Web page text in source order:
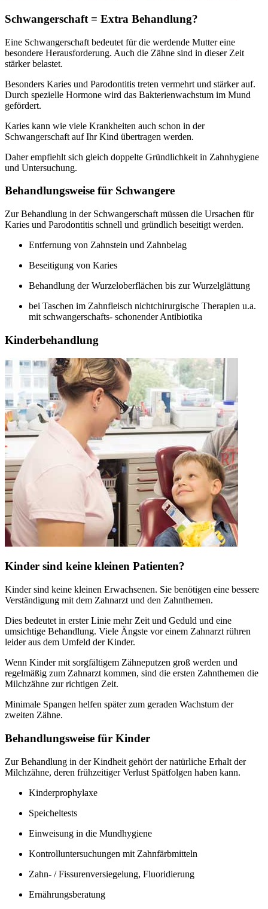
Schwangerschaft = Extra Behandlung?
Eine Schwangerschaft bedeutet für die werdende Mutter eine
besondere Herausforderung. Auch die Zähne sind in dieser Zeit
stärker belastet.
Besonders Karies und Parodontitis treten vermehrt und stärker auf.
Durch spezielle Hormone wird das Bakterienwachstum im Mund
gefördert.
Karies kann wie viele Krankheiten auch schon in der
Schwangerschaft auf Ihr Kind übertragen werden.
Daher empfiehlt sich gleich doppelte Gründlichkeit in Zahnhygiene
und Untersuchung.
Behandlungsweise für Schwangere
Zur Behandlung in der Schwangerschaft müssen die Ursachen für
Karies und Parodontitis schnell und gründlich beseitigt werden.
Entfernung von Zahnstein und Zahnbelag
Beseitigung von Karies
Behandlung der Wurzeloberflächen bis zur Wurzelglättung
bei Taschen im Zahnfleisch nichtchirurgische Therapien u.a.
mit schwangerschafts- schonender Antibiotika
Kinderbehandlung
Kinder sind keine kleinen Patienten?
Kinder sind keine kleinen Erwachsenen. Sie benötigen eine bessere
Verständigung mit dem Zahnarzt und den Zahnthemen.
Dies bedeutet in erster Linie mehr Zeit und Geduld und eine
umsichtige Behandlung. Viele Ängste vor einem Zahnarzt rühren
leider aus dem Umfeld der Kinder.
Wenn Kinder mit sorgfältigem Zähneputzen groß werden und
regelmäßig zum Zahnarzt kommen, sind die ersten Zahnthemen die
Milchzähne zur richtigen Zeit.
Minimale Spangen helfen später zum geraden Wachstum der
zweiten Zähne.
Behandlungsweise für Kinder
Zur Behandlung in der Kindheit gehört der natürliche Erhalt der
Milchzähne, deren frühzeitiger Verlust Spätfolgen haben kann.
Kinderprophylaxe
Speicheltests
Einweisung in die Mundhygiene
Kontrolluntersuchungen mit Zahnfärbmitteln
Zahn- / Fissurenversiegelung, Fluoridierung
Ernährungsberatung